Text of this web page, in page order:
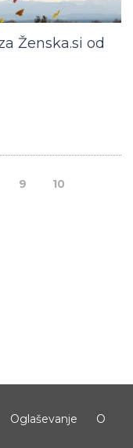
Ženska.si od
9 10
Oglaševanje
O